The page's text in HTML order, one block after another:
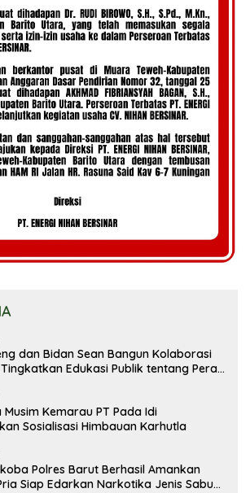
dan Bidan Sean Bangun Kolaborasi
Edukasi Publik tentang Peran
Musim Kemarau PT Pada Idi
Sosialisasi Himbauan Karhutla
Polres Barut Berhasil Amankan
Siap Edarkan Narkotika Jenis Sabu